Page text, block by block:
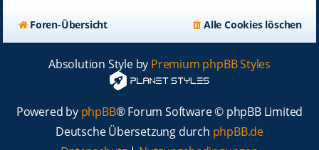
Foren-Übersicht Alle Cookies löschen
Absolution Style by Premium phpBB Styles
Powered by phpBB® Forum Software © phpBB Limited
Deutsche Übersetzung durch phpBB.de